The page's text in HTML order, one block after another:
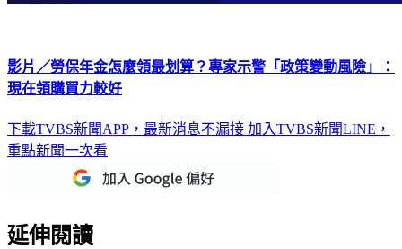
影片／勞保年金怎麼領最划算？專家示警「政策變動風險」：
現在領購買力較好
下載TVBS新聞APP，最新消息不漏接 加入TVBS新聞LINE，
重點新聞一次看
延伸閱讀